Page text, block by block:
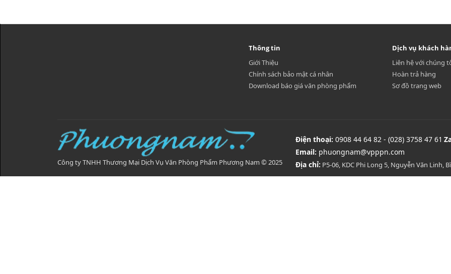
Thông tin
Giới Thiệu
Chính sách bảo mật cá nhân
Download báo giá văn phòng phẩm
Dịch vụ khách
Liên hệ với chúng
Hoàn trả hàng
Sơ đồ trang web
Công ty TNHH Thương Mại Dịch Vụ Văn Phòng Phẩm Phương Nam © 2025
Điện thoại: 0908 44 64 82 - (028) 3758 47 61
Email: phuongnam@vpppn.com
Địa chỉ: P5-06, KDC Phi Long 5, Nguyễn Văn Linh,